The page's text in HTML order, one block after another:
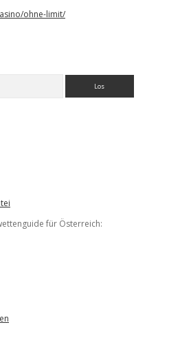
ohne-limit/
für Österreich: